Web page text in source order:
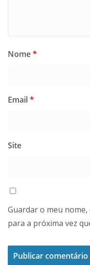
Nome*
Email*
Site
Guardar o meu
para a próxima vez